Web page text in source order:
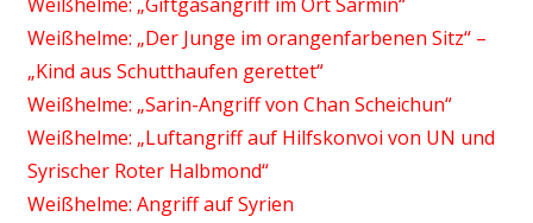
Weißhelme: „Der Junge im orangenfarbenen Sitz“ –
„Kind aus Schutthaufen gerettet“
Weißhelme: „Sarin-Angriff von Chan Scheichun“
Weißhelme: „Luftangriff auf Hilfskonvoi von UN und
Syrischer Roter Halbmond“
Weißhelme: Angriff auf Syrien